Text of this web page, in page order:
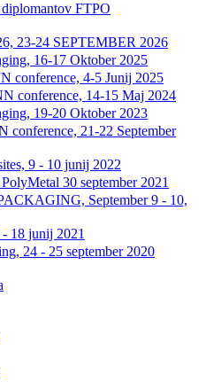
FTPO
23-24 SEPTEMBER 2026
16-17 Oktober 2025
conference, 4-5 Junij 2025
conference, 14-15 Maj 2024
19-20 Oktober 2023
conference, 21-22 September
9 - 10 junij 2022
30 september 2021
September 9 - 10,
18 junij 2021
24 - 25 september 2020